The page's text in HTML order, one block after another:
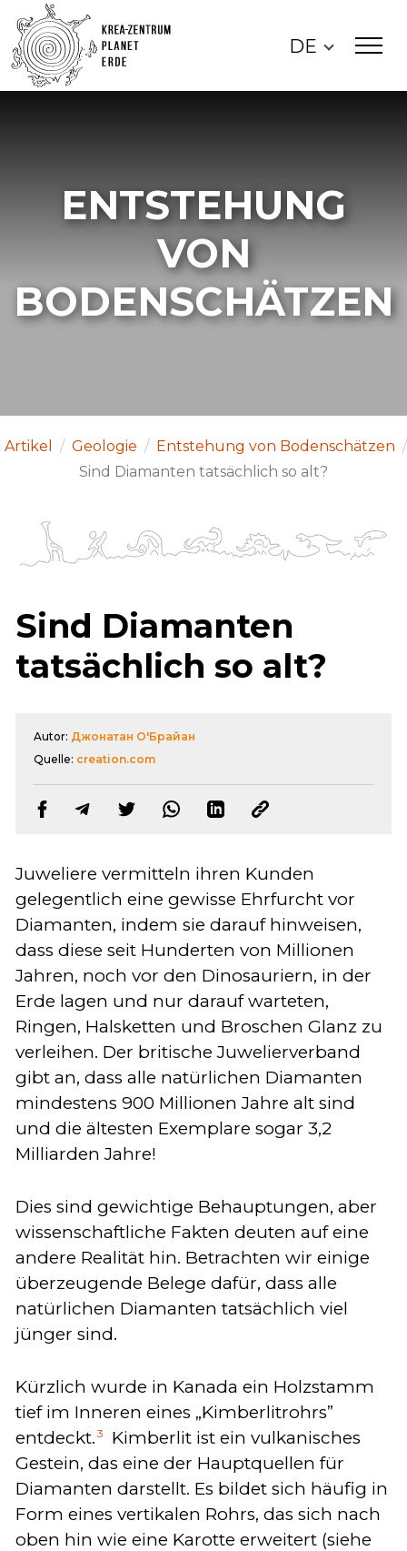
DE
ENTSTEHUNG
VON
BODENSCHÄTZEN
Artikel / Geologie / Entstehung von Bodenschätzen /
Sind Diamanten tatsächlich so alt?
Sind Diamanten
tatsächlich so alt?
Autor: Джонатан О'Брайан
Quelle: creation.com
Juweliere vermitteln ihren Kunden
gelegentlich eine gewisse Ehrfurcht vor
Diamanten, indem sie darauf hinweisen,
dass diese seit Hunderten von Millionen
Jahren, noch vor den Dinosauriern, in der
Erde lagen und nur darauf warteten,
Ringen, Halsketten und Broschen Glanz zu
verleihen. Der britische Juwelierverband
gibt an, dass alle natürlichen Diamanten
mindestens 900 Millionen Jahre alt sind
und die ältesten Exemplare sogar 3,2
Milliarden Jahre!
Dies sind gewichtige Behauptungen, aber
wissenschaftliche Fakten deuten auf eine
andere Realität hin. Betrachten wir einige
überzeugende Belege dafür, dass alle
natürlichen Diamanten tatsächlich viel
jünger sind.
Kürzlich wurde in Kanada ein Holzstamm
tief im Inneren eines „Kimberlitrohrs”
entdeckt. 3
Kimberlit ist ein vulkanisches
Gestein, das eine der Hauptquellen für
Diamanten darstellt. Es bildet sich häufig in
Form eines vertikalen Rohrs, das sich nach
oben hin wie eine Karotte erweitert (siehe